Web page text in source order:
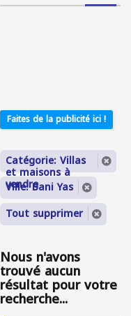
Faites de la publicité ici !
Catégorie: Villas
et maisons à
vendre
Ville: Bani Yas
Tout supprimer
Nous n'avons
trouvé aucun
résultat pour votre
recherche...